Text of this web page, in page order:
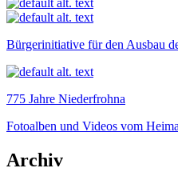
Bürgerinitiative für den Ausbau
775 Jahre Niederfrohna
Fotoalben und Videos vom
Archiv